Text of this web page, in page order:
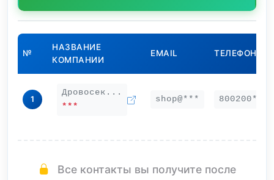
№
НАЗВАНИЕ
КОМПАНИИ
EMAIL ТЕЛЕФОН
1
Дровосек...
***
shop@*** 800200***
Все контакты вы получите после